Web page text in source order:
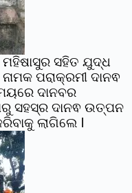
ମହିଷାସୁର ସହିତ ଯୁଦ୍ଧ
ପରାକ୍ରମୀ ଦାନଵ
ଦାନବର
ସହସ୍ର ଦାନଵ ଉତ୍ପନ
ଲାଗିଲେ l